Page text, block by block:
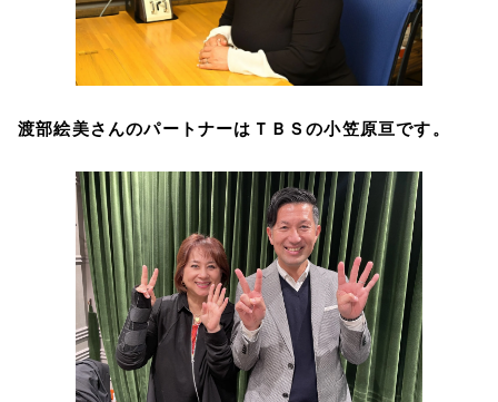
渡部絵美さんのパートナーはＴＢＳの小笠原亘です。